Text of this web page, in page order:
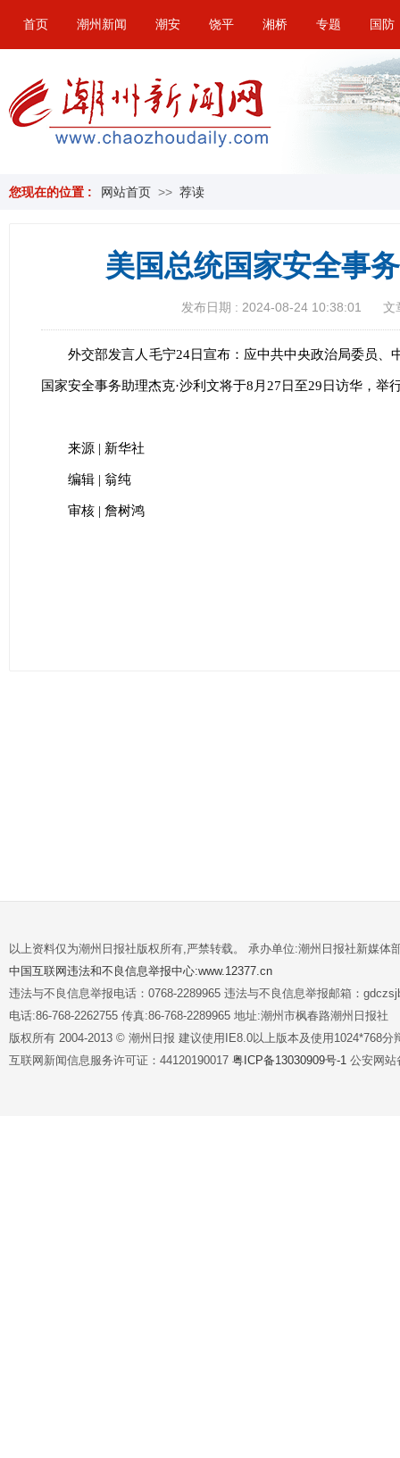
首页 潮州新闻 潮安 饶平 湘桥 专题 国防
您现在的位置 : 网站首页 >> 荐读
美国总统国家安全事
发布日期 : 2024-08-24 10:38:01 文
外交部发言人毛宁24日宣布：应中共中央政治局委员
国家安全事务助理杰克·沙利文将于8月27日至29日访华，举
来源 | 新华社
编辑 | 翁纯
审核 | 詹树鸿
以上资料仅为潮州日报社版权所有,严禁转载。 承办单位:潮州日报社新媒体
中国互联网违法和不良信息举报中心:www.12377.cn
违法与不良信息举报电话：0768-2289965 违法与不良信息举报邮箱：
电话:86-768-2262755 传真:86-768-2289965 地址:潮州市枫春路潮州日报社
版权所有 2004-2013 © 潮州日报 建议使用IE8.0以上版本及使用1024*768分
互联网新闻信息服务许可证：44120190017 粤ICP备13030909号-1 公安网站